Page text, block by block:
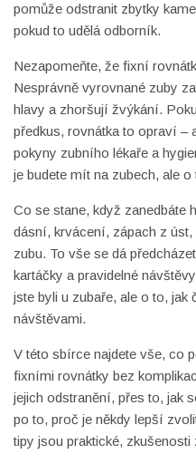
pomůže odstranit zbytky
pokud to udělá odborník.
Nezapomeňte, že fixní
Nesprávně vyrovnané zuby
hlavy a zhoršují žvýkání.
předkus, rovnátka to opraví –
pokyny zubního lékaře a
je budete mít na zubech, ale
Co se stane, když zanedbáte
dásní, krvácení, zápach z
zubu. To vše se dá
kartáčky a pravidelné
jste byli u zubaře, ale o to, jak
návštěvami.
V této sbírce najdete vše, co
fixními rovnátky bez
jejich odstranění, přes to, jak
po to, proč je někdy lepší
tipy jsou praktické,